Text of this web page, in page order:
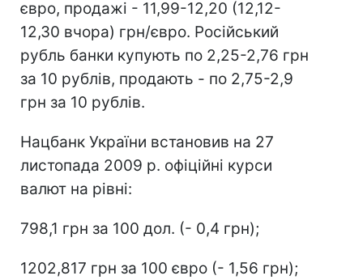
євро, продажі - 11,99-12,20 (12,12-
12,30 вчора) грн/євро. Російський
рубль банки купують по 2,25-2,76 грн
за 10 рублів, продають - по 2,75-2,9
грн за 10 рублів.
Нацбанк України встановив на 27
листопада 2009 р. офіційні курси
валют на рівні:
798,1 грн за 100 дол. (- 0,4 грн);
1202,817 грн за 100 євро (- 1,56 грн);